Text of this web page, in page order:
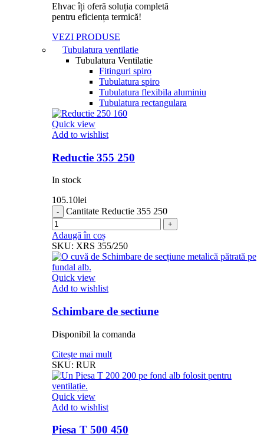
Ehvac îți oferă soluția completă
pentru eficiența termică!
VEZI PRODUSE
Tubulatura ventilatie
Tubulatura Ventilatie
Fitinguri spiro
Tubulatura spiro
Tubulatura flexibila aluminiu
Tubulatura rectangulara
Quick view
Add to wishlist
Reductie 355 250
In stock
105.10lei
Cantitate Reductie 355 250
Adaugă în coș
SKU: XRS 355/250
Quick view
Add to wishlist
Schimbare de sectiune
Disponibil la comanda
Citește mai mult
SKU: RUR
Quick view
Add to wishlist
Piesa T 500 450